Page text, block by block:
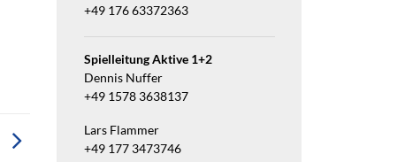
+49 176 63372363
Spielleitung Aktive 1+2
Dennis Nuffer
+49 1578 3638137
Lars Flammer
+49 177 3473746